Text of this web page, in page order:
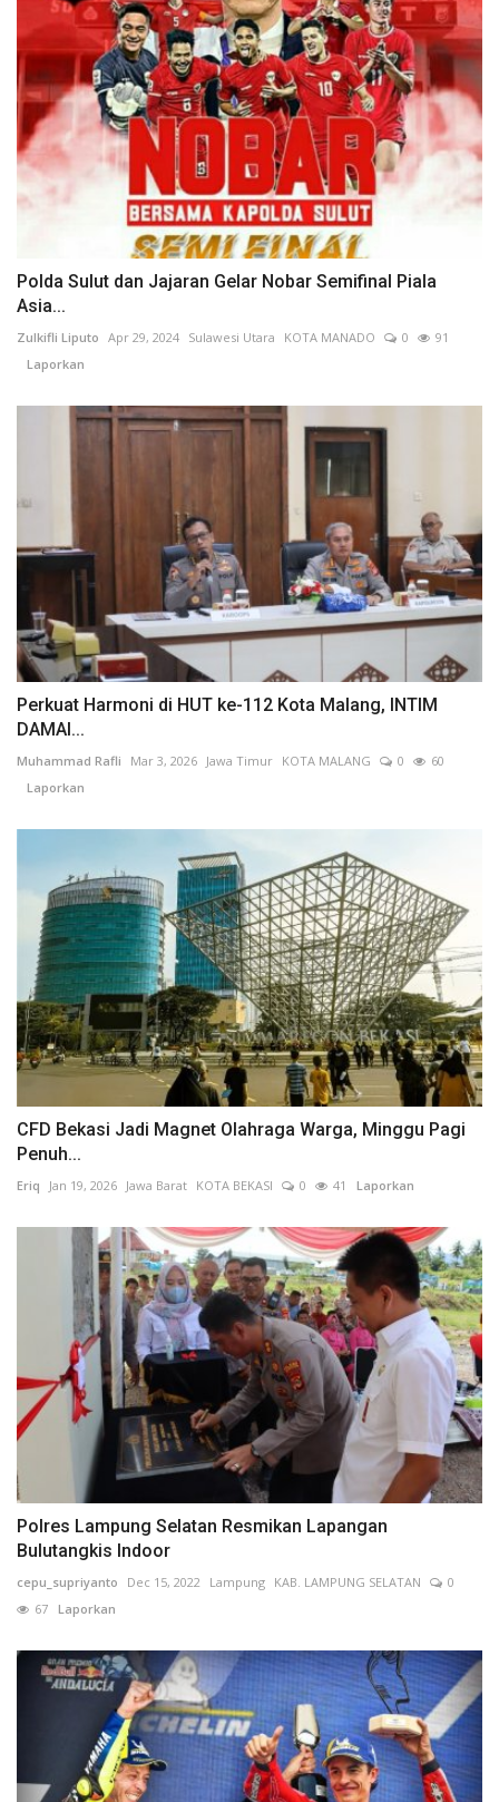
Polda Sulut dan Jajaran Gelar Nobar Semifinal Piala
Asia...
Zulkifli Liputo Apr 29, 2024 Sulawesi Utara KOTA MANADO 0
91
Laporkan
Perkuat Harmoni di HUT ke-112 Kota Malang, INTIM
DAMAI...
Muhammad Rafli Mar 3, 2026 Jawa Timur KOTA MALANG 0
60
Laporkan
CFD Bekasi Jadi Magnet Olahraga Warga, Minggu Pagi
Penuh...
Eriq Jan 19, 2026 Jawa Barat KOTA BEKASI 0 41 Laporkan
Polres Lampung Selatan Resmikan Lapangan
Bulutangkis Indoor
cepu_supriyanto Dec 15, 2022 Lampung KAB. LAMPUNG SELATAN
0
67 Laporkan